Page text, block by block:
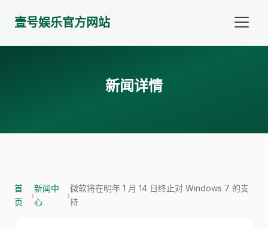
壹号娱乐官方网站
新闻详情
首
页
›
新闻中
心
›
微软将在明年 1 月 14 日终止对 Windows 7 的支
持